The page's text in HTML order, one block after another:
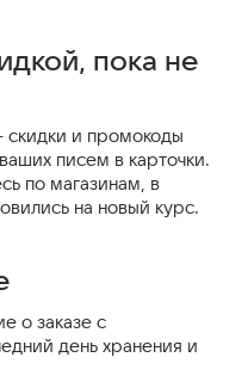
пока не
скидки и промокоды
писем в карточки.
по магазинам, в
на новый курс.
о заказе с
день хранения и